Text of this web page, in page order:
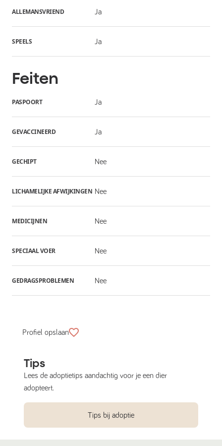
ALLEMANSVRIEND Ja
SPEELS Ja
Feiten
PASPOORT Ja
GEVACCINEERD Ja
GECHIPT Nee
LICHAMELIJKE AFWIJKINGEN Nee
MEDICIJNEN Nee
SPECIAAL VOER Nee
GEDRAGSPROBLEMEN Nee
Profiel opslaan
Tips
Lees de adoptietips aandachtig voor je een dier
adopteert.
Tips bij adoptie